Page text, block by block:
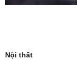
Nội thất